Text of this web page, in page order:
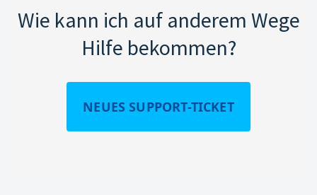
Wie kann ich auf anderem Wege
Hilfe bekommen?
NEUES SUPPORT-TICKET